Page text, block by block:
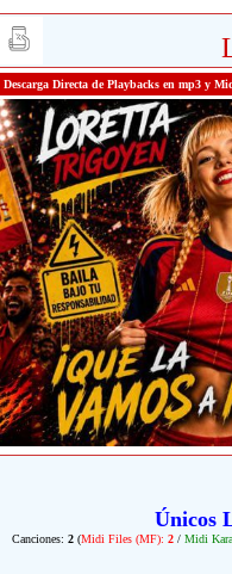
Descarga Directa de Playbacks en mp3 y
Únicos
Canciones: 2(Midi Files (MF): 2/Midi